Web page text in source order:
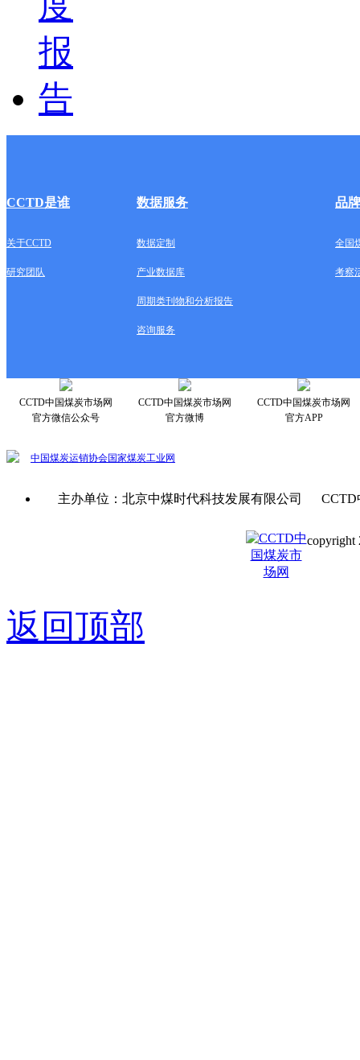
CCTD是谁 数据服务 品
关于CCTD 数据定制 全国
研究团队 产业数据库 考察
周期类刊物和分析报告
咨询服务
CCTD中国煤炭市场网
官方微信公众号
CCTD中国煤炭市场网
官方微博
CCTD中国煤炭市场网
官方APP
中国煤炭运销协会国家煤炭工业网
主办单位：北京中煤时代科技发展有限公司
copyright
返回顶部